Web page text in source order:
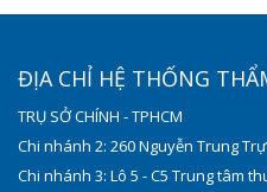
ĐỊA CHỈ HỆ THỐNG
TRỤ SỞ CHÍNH - TPHCM
Chi nhánh 2: 260 Nguyễn Trung
Chi nhánh 3: Lô 5 - C5 Trung tâm